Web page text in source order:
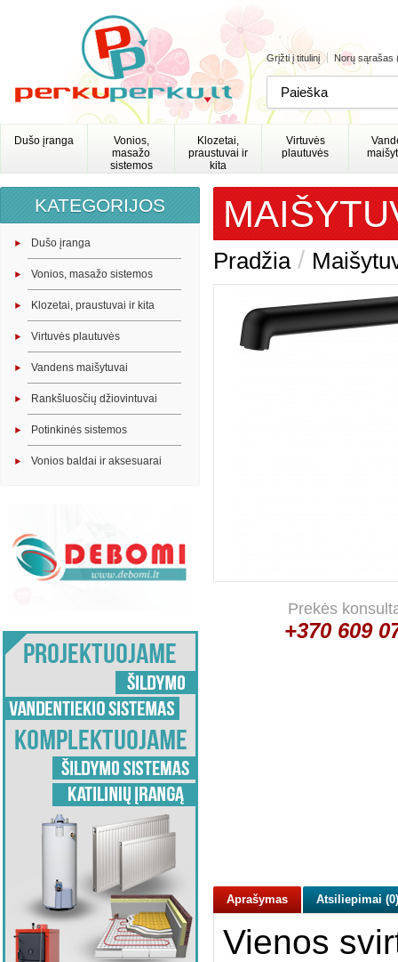
Grįžti į titulinį Norų sąrašas
Dušo įranga
Vonios,
masažo
sistemos
Klozetai,
praustuvai ir
kita
Virtuvės
plautuvės
KATEGORIJOS
Dušo įranga
Vonios, masažo sistemos
Klozetai, praustuvai ir kita
Virtuvės plautuvės
Vandens maišytuvai
Rankšluosčių džiovintuvai
Potinkinės sistemos
Vonios baldai ir aksesuarai
Pradžia/
Prekės
+370 609
Aprašymas Atsiliepimai (0)
Vienos